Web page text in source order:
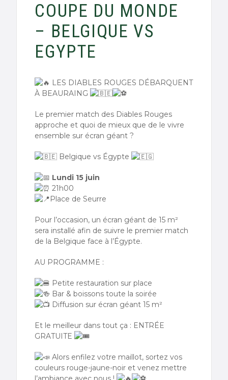
COUPE DU MONDE
– BELGIQUE VS
EGYPTE
LES DIABLES ROUGES DÉBARQUENT
À BEAURAING
Le premier match des Diables Rouges
approche et quoi de mieux que de le vivre
ensemble sur écran géant ?
Belgique vs Égypte
Lundi 15 juin
21h00
Place de Seurre
Pour l’occasion, un écran géant de 15 m²
sera installé afin de suivre le premier match
de la Belgique face à l’Égypte.
AU PROGRAMME :
Petite restauration sur place
Bar & boissons toute la soirée
Diffusion sur écran géant 15 m²
Et le meilleur dans tout ça : ENTRÉE
GRATUITE
Alors enfilez votre maillot, sortez vos
couleurs rouge-jaune-noir et venez mettre